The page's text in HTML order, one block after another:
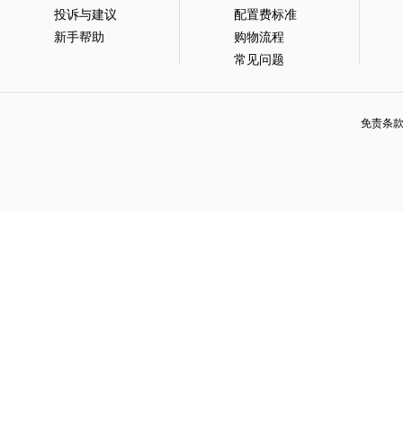
投诉与建议
新手帮助
配置费标准
购物流程
常见问题
免责条款